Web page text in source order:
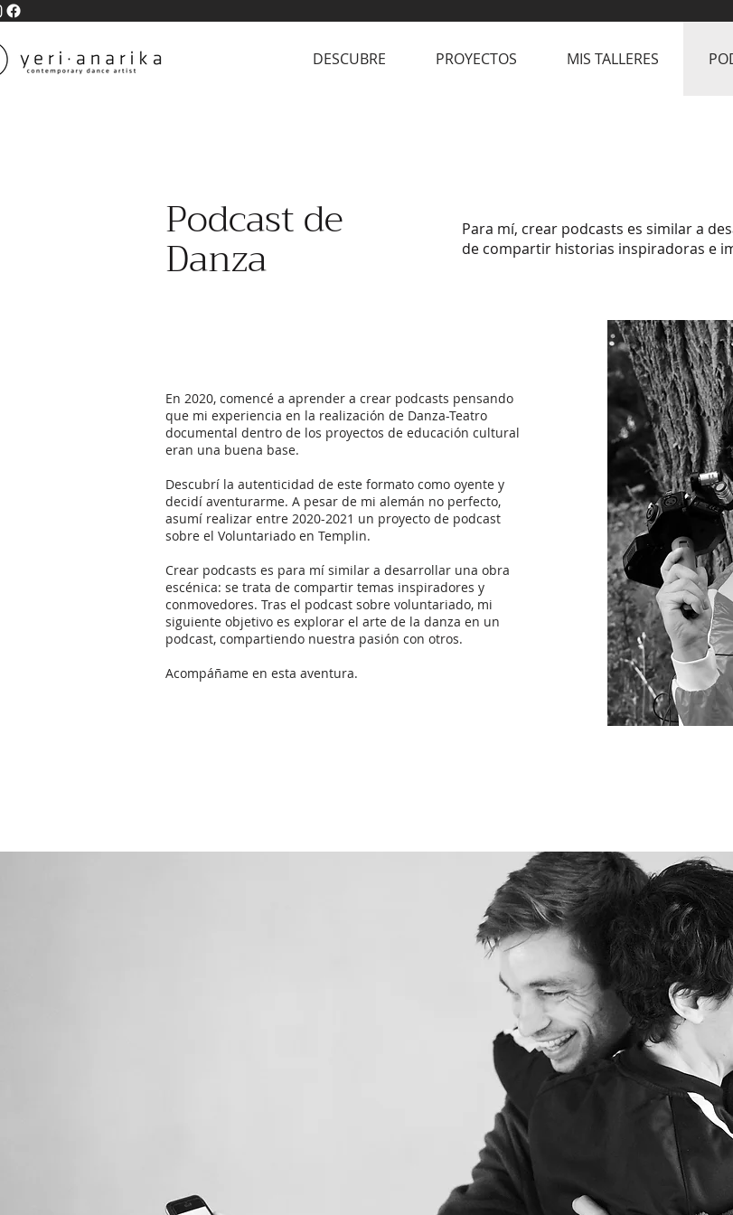
DESCUBRE PROYECTOS MIS TALLERES
Podcast de
Danza
Para mí, crear podcasts es similar a
de compartir historias inspiradoras e
En 2020, comencé a aprender a crear podcasts pensando
que mi experiencia en la realización de Danza-Teatro
documental dentro de los proyectos de educación cultural
eran una buena base.
Descubrí la autenticidad de este formato como oyente y
decidí aventurarme. A pesar de mi alemán no perfecto,
asumí realizar entre 2020-2021 un proyecto de podcast
sobre el Voluntariado en Templin.
Crear podcasts es para mí similar a desarrollar una obra
escénica: se trata de compartir temas inspiradores y
conmovedores. Tras el podcast sobre voluntariado, mi
siguiente objetivo es explorar el arte de la danza en un
podcast, compartiendo nuestra pasión con otros.
Acompáñame en esta aventura.